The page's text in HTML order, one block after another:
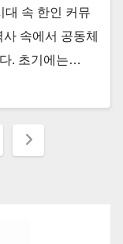
대 속 한인 커뮤
속에서 공동체
. 초기에는…